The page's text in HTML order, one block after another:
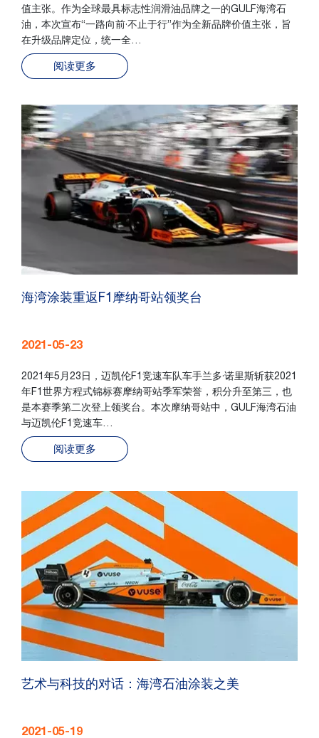
值主张。作为全球最具标志性润滑油品牌之一的GULF海湾石
油，本次宣布“一路向前·不止于行”作为全新品牌价值主张，旨
在升级品牌定位，统一全…
阅读更多
海湾涂装重返F1摩纳哥站领奖台
2021-05-23
2021年5月23日，迈凯伦F1竞速车队车手兰多·诺里斯斩获2021
年F1世界方程式锦标赛摩纳哥站季军荣誉，积分升至第三，也
是本赛季第二次登上领奖台。本次摩纳哥站中，GULF海湾石油
与迈凯伦F1竞速车…
阅读更多
艺术与科技的对话：海湾石油涂装之美
2021-05-19